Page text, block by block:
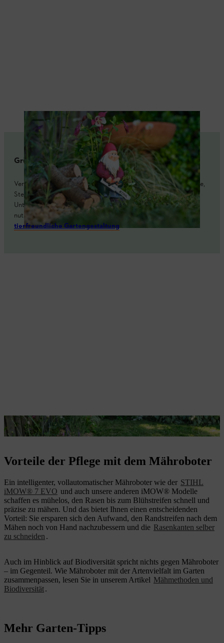
Der Blühstreifen wird nach Belieben dekoriert.
Grüner Tipp
Verteilen Sie doch auf Ihrem Blühstreifen einige Äste, Holzstücke,
Steine oder Ziegel – dadurch schaffen Sie einen wertvollen
Unterschlupf für Insekten, Eidechsen und andere Tiere. Oder
nutzen Sie dekorative alte Keramik als Vogeltränke für eine
tierfreundliche Gartengestaltung.
Mäht Blühstreifen schnell und genau: derSTIHL iMOW® 7 EVO.
Vorteile der Pflege mit dem Mähroboter
Ein intelligenter, vollautomatischer Mähroboter wie der STIHL
iMOW® 7 EVO und auch unsere anderen iMOW® Modelle
schaffen es mühelos, den Rasen bis zum Blühstreifen schnell und
präzise zu mähen. Und das bietet Ihnen einen entscheidenden
Vorteil: Sie ersparen sich den Aufwand, den Randstreifen nach dem
Mähen noch von Hand nachzubessern und die Rasenkanten selber
zu schneiden .
Auch im Hinblick auf Biodiversität spricht nichts gegen Mähroboter
– im Gegenteil. Wie Mähroboter mit der Artenvielfalt im Garten
zusammenpassen, lesen Sie in unserem Artikel Mähmethoden und
Biodiversität.
Mehr Garten-Tipps